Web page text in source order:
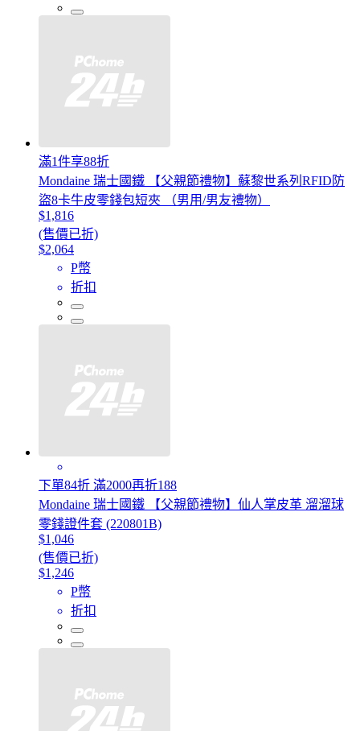
滿1件享88折
Mondaine 瑞士國鐵 【父親節禮物】蘇黎世系列RFID防
盜8卡牛皮零錢包短夾 （男用/男友禮物）
$1,816
(售價已折)
$2,064
P幣
折扣
下單84折 滿2000再折188
Mondaine 瑞士國鐵 【父親節禮物】仙人掌皮革 溜溜球
零錢證件套 (220801B)
$1,046
(售價已折)
$1,246
P幣
折扣